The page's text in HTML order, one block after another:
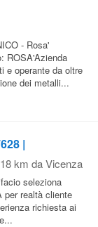
- Rosa'
ROSA'Azienda
e operante da oltre
dei metalli...
|
km da Vicenza
seleziona
per realtà cliente
richiesta ai